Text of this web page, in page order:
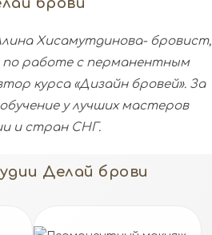
Хисамутдинова- бровист,
работе с перманентным
курса «Дизайн бровей». За
у лучших мастеров
и стран СНГ.
Делай брови